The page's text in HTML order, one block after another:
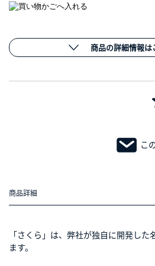
商品の詳細情報は
こ
商品詳細
「さくら」は、弊社が独自に開発した
ます。